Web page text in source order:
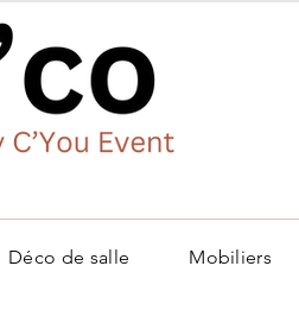
Déco de salle Mobiliers